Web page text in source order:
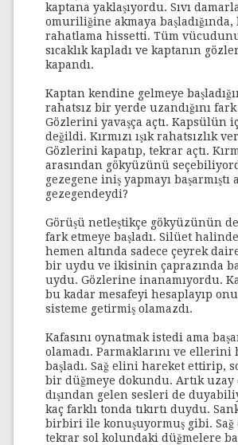
kaptana yaklaşıyordu. Sıvı
omuriliğine akmaya başladığında,
rahatlama hissetti. Tüm
sıcaklık kapladı ve kaptanın
kapandı.
Kaptan kendine gelmeye
rahatsız bir yerde uzandığını
Gözlerini yavaşça açtı. Kapsülün
değildi. Kırmızı ışık rahatsızlık
Gözlerini kapatıp, tekrar açtı.
arasından gökyüzünü
gezegene iniş yapmayı başarmıştı
gezegendeydi?
Görüşü netleştikçe gökyüzünün
fark etmeye başladı. Silüet
hemen altında sadece çeyrek
bir uydu ve ikisinin çaprazında
uydu. Gözlerine inanamıyordu.
bu kadar mesafeyi hesaplayıp
sisteme getirmiş olamazdı.
Kafasını oynatmak istedi ama
olamadı. Parmaklarını ve ellerini
başladı. Sağ elini hareket ettirip,
bir düğmeye dokundu. Artık
dışından gelen sesleri de
kaç farklı tonda tıkırtı duydu.
birbiri ile konuşuyormuş gibi. Sağ
tekrar sol kolundaki düğmelere